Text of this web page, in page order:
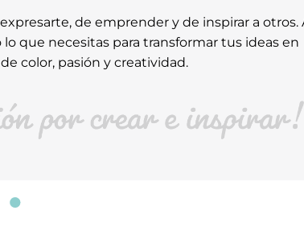
de emprender y de inspirar a otros.
que necesitas para transformar tus ideas en
color, pasión y creatividad.